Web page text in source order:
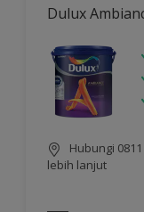
Dulux
Hubungi
lebih lanjut